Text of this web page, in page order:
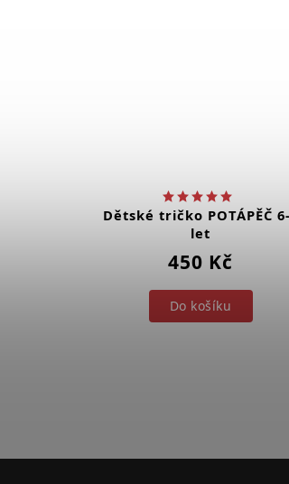
Dětské tričko POTÁPĚČ
let
450 Kč
Do košíku